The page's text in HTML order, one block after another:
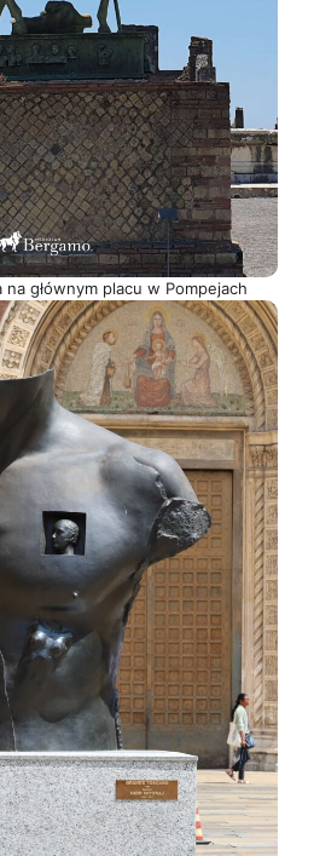
głównym placu w Pompejach